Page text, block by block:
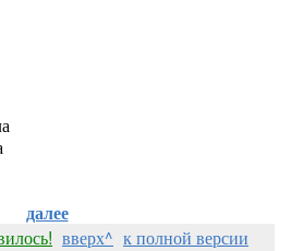
далее
вверх^ к полной версии